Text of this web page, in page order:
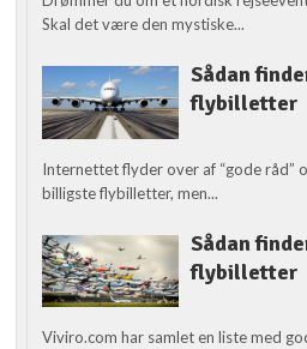
Skal det være den mystiske...
Sådan
flybilletter
Internettet flyder over af “gode råd”
billigste flybilletter, men...
Sådan
flybilletter
Viviro.com har samlet en liste med